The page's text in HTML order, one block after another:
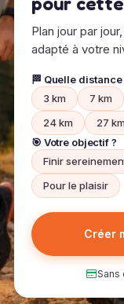
Plan jour par
adapté à votre
🏁 Quelle distance
3 km
7 km
24 km
27 km
🎯 Votre objectif ?
Finir
Pour le plaisir
Créer
Sans